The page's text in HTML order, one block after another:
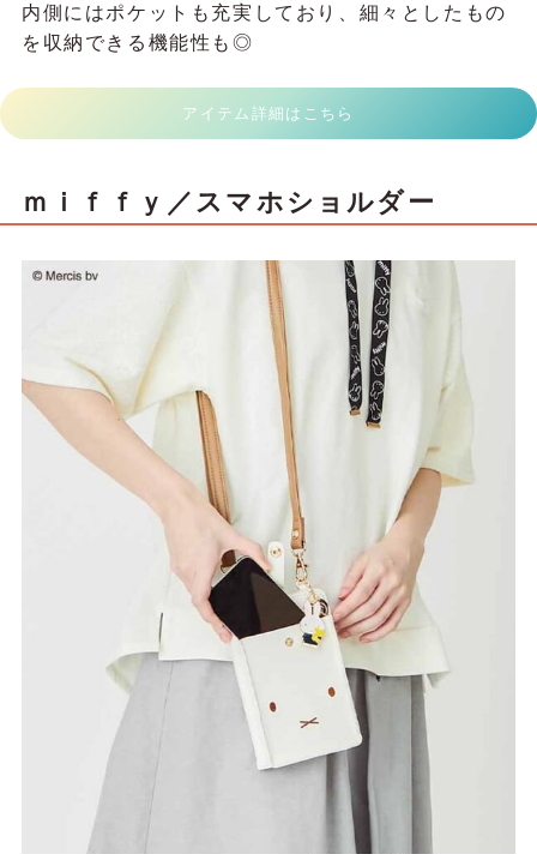
内側にはポケットも充実しており、細々としたもの
を収納できる機能性も◎
アイテム詳細はこちら
ｍｉｆｆｙ／スマホショルダー